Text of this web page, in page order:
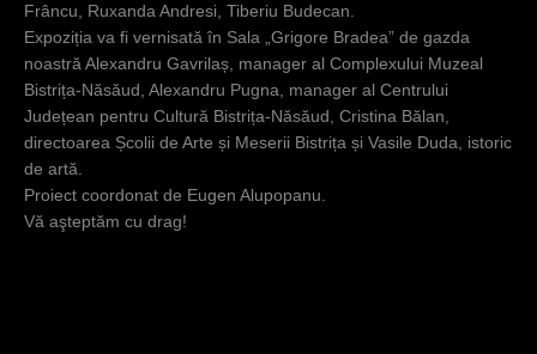
Frâncu, Ruxanda Andresi, Tiberiu Budecan.
Expoziția va fi vernisată în Sala „Grigore Bradea” de gazda
noastră Alexandru Gavrilaș, manager al Complexului Muzeal
Bistrița-Năsăud, Alexandru Pugna, manager al Centrului
Județean pentru Cultură Bistrița-Năsăud, Cristina Bălan,
directoarea Școlii de Arte și Meserii Bistrița și Vasile Duda, istoric
de artă.
Proiect coordonat de Eugen Alupopanu.
Vă aşteptăm cu drag!